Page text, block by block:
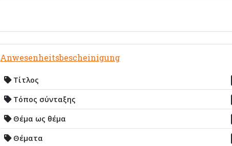
Anwesenheitsbescheinigung
Τίτλος
Τόπος σύνταξης
Θέμα ως θέμα
Θέματα